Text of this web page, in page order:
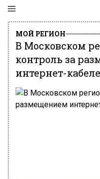
МОЙ РЕГИОН
В Московском
контроль за
интернет-